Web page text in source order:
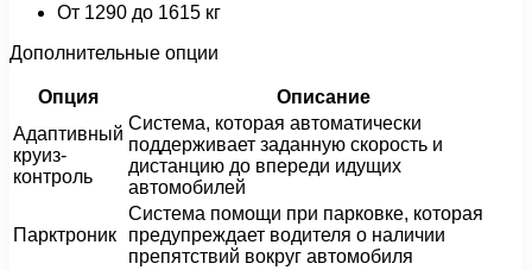
От 1290 до 1615 кг
Дополнительные опции
Опция
Описание
Адаптивный
круиз-
контроль
Система, которая автоматически
поддерживает заданную скорость и
дистанцию до впереди идущих
автомобилей
Парктроник
Система помощи при парковке, которая
предупреждает водителя о наличии
препятствий вокруг автомобиля